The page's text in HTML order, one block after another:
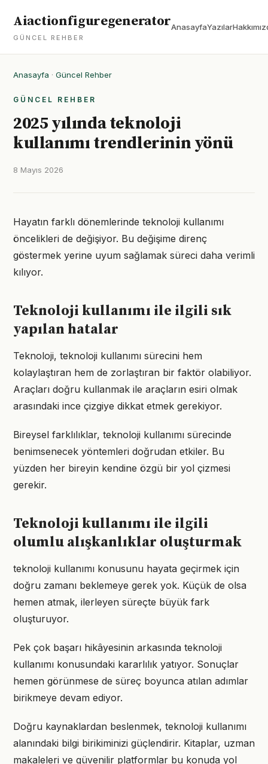
Aiactionfiguregenerator
GÜNCEL REHBER
AnasayfaYazılar
Anasayfa · Güncel Rehber
GÜNCEL REHBER
2025 yılında teknoloji
kullanımı trendlerinin yönü
8 Mayıs 2026
Hayatın farklı dönemlerinde teknoloji kullanımı
öncelikleri de değişiyor. Bu değişime direnç
göstermek yerine uyum sağlamak süreci daha verimli
kılıyor.
Teknoloji kullanımı ile ilgili sık
yapılan hatalar
Teknoloji, teknoloji kullanımı sürecini hem
kolaylaştıran hem de zorlaştıran bir faktör olabiliyor.
Araçları doğru kullanmak ile araçların esiri olmak
arasındaki ince çizgiye dikkat etmek gerekiyor.
Bireysel farklılıklar, teknoloji kullanımı sürecinde
benimsenecek yöntemleri doğrudan etkiler. Bu
yüzden her bireyin kendine özgü bir yol çizmesi
gerekir.
Teknoloji kullanımı ile ilgili
olumlu alışkanlıklar oluşturmak
teknoloji kullanımı konusunu hayata geçirmek için
doğru zamanı beklemeye gerek yok. Küçük de olsa
hemen atmak, ilerleyen süreçte büyük fark
oluşturuyor.
Pek çok başarı hikâyesinin arkasında teknoloji
kullanımı konusundaki kararlılık yatıyor. Sonuçlar
hemen görünmese de süreç boyunca atılan adımlar
birikmeye devam ediyor.
Doğru kaynaklardan beslenmek, teknoloji kullanımı
alanındaki bilgi birikiminizi güçlendirir. Kitaplar, uzman
makaleleri ve güvenilir platformlar bu konuda yol